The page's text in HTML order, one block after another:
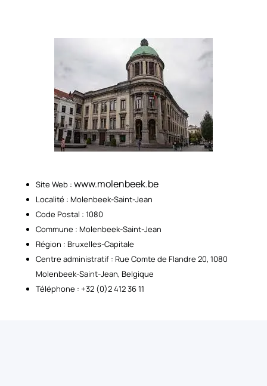
Site Web : www.molenbeek.be
Localité : Molenbeek-Saint-Jean
Code Postal : 1080
Commune : Molenbeek-Saint-Jean
Région : Bruxelles-Capitale
Centre administratif : Rue Comte de Flandre 20, 1080
Molenbeek-Saint-Jean, Belgique
Téléphone : +32 (0)2 412 36 11